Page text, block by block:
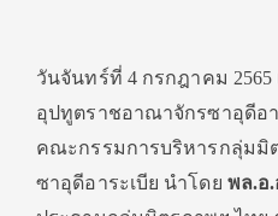
วันจันทร์ที่ 4 กรกฎาคม 2565
อุปทูตราชอาณาจักรซาอุดีอา
คณะกรรมการบริหารกลุ่มมิ
ซาอุดีอาระเบีย นำโดย พล.อ.